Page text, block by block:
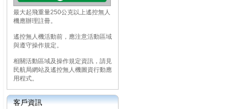
最大起飛重量250公克以上遙控無人
機應辦理註冊。
遙控無人機活動前，應注意活動區域
與遵守操作規定。
相關活動區域及操作規定資訊，請見
民航局網站及遙控無人機圖資行動應
用程式。
客戶資訊